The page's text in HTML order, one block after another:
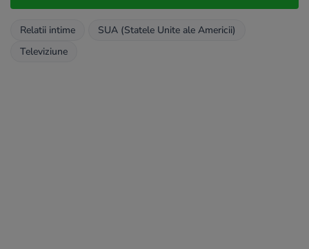
Relatii intime
SUA (Statele Unite ale Americii)
Televiziune